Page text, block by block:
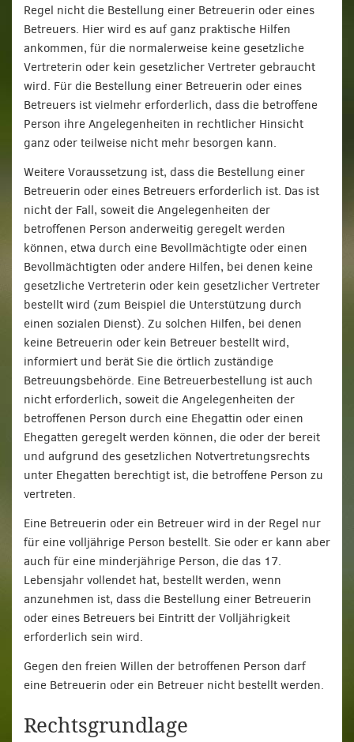
Regel nicht die Bestellung einer Betreuerin oder eines
Betreuers. Hier wird es auf ganz praktische Hilfen
ankommen, für die normalerweise keine gesetzliche
Vertreterin oder kein gesetzlicher Vertreter gebraucht
wird. Für die Bestellung einer Betreuerin oder eines
Betreuers ist vielmehr erforderlich, dass die betroffene
Person ihre Angelegenheiten in rechtlicher Hinsicht
ganz oder teilweise nicht mehr besorgen kann.
Weitere Voraussetzung ist, dass die Bestellung einer
Betreuerin oder eines Betreuers erforderlich ist. Das ist
nicht der Fall, soweit die Angelegenheiten der
betroffenen Person anderweitig geregelt werden
können, etwa durch eine Bevollmächtigte oder einen
Bevollmächtigten oder andere Hilfen, bei denen keine
gesetzliche Vertreterin oder kein gesetzlicher Vertreter
bestellt wird (zum Beispiel die Unterstützung durch
einen sozialen Dienst). Zu solchen Hilfen, bei denen
keine Betreuerin oder kein Betreuer bestellt wird,
informiert und berät Sie die örtlich zuständige
Betreuungsbehörde. Eine Betreuerbestellung ist auch
nicht erforderlich, soweit die Angelegenheiten der
betroffenen Person durch eine Ehegattin oder einen
Ehegatten geregelt werden können, die oder der bereit
und aufgrund des gesetzlichen Notvertretungsrechts
unter Ehegatten berechtigt ist, die betroffene Person zu
vertreten.
Eine Betreuerin oder ein Betreuer wird in der Regel nur
für eine volljährige Person bestellt. Sie oder er kann aber
auch für eine minderjährige Person, die das 17.
Lebensjahr vollendet hat, bestellt werden, wenn
anzunehmen ist, dass die Bestellung einer Betreuerin
oder eines Betreuers bei Eintritt der Volljährigkeit
erforderlich sein wird.
Gegen den freien Willen der betroffenen Person darf
eine Betreuerin oder ein Betreuer nicht bestellt werden.
Rechtsgrundlage